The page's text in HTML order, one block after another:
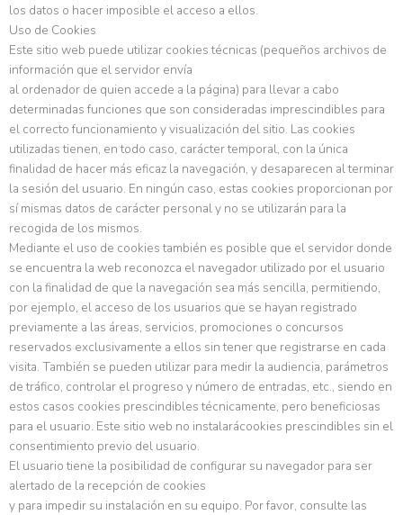
los datos o hacer imposible el acceso a ellos.
Uso de Cookies
Este sitio web puede utilizar cookies técnicas (pequeños archivos de
información que el servidor envía
al ordenador de quien accede a la página) para llevar a cabo
determinadas funciones que son consideradas imprescindibles para
el correcto funcionamiento y visualización del sitio. Las cookies
utilizadas tienen, en todo caso, carácter temporal, con la única
finalidad de hacer más eficaz la navegación, y desaparecen al terminar
la sesión del usuario. En ningún caso, estas cookies proporcionan por
sí mismas datos de carácter personal y no se utilizarán para la
recogida de los mismos.
Mediante el uso de cookies también es posible que el servidor donde
se encuentra la web reconozca el navegador utilizado por el usuario
con la finalidad de que la navegación sea más sencilla, permitiendo,
por ejemplo, el acceso de los usuarios que se hayan registrado
previamente a las áreas, servicios, promociones o concursos
reservados exclusivamente a ellos sin tener que registrarse en cada
visita. También se pueden utilizar para medir la audiencia, parámetros
de tráfico, controlar el progreso y número de entradas, etc., siendo en
estos casos cookies prescindibles técnicamente, pero beneficiosas
para el usuario. Este sitio web no instalarácookies prescindibles sin el
consentimiento previo del usuario.
El usuario tiene la posibilidad de configurar su navegador para ser
alertado de la recepción de cookies
y para impedir su instalación en su equipo. Por favor, consulte las